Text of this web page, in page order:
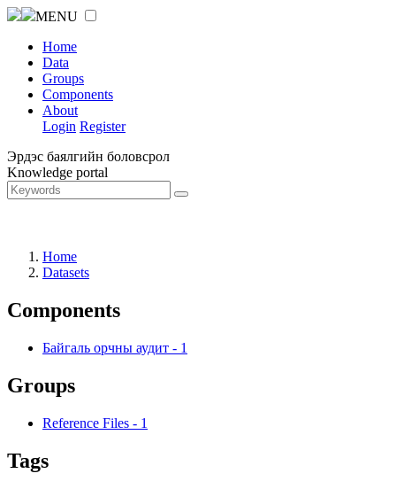
MENU
Home
Data
Groups
Components
About
Login Register
Эрдэс баялгийн боловсрол
Knowledge portal
Home
Datasets
Components
Байгаль орчны аудит - 1
Groups
Reference Files - 1
Tags